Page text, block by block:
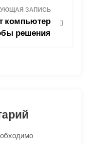
ЗАПИСЬ
компьютер
решения